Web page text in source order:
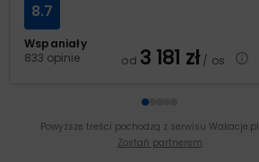
Wspaniały
833 opinie
8.7
od 3 181 zł/ os.
Powyższe treści pochodzą z serwisu Wakacje.pl
Zostań partnerem